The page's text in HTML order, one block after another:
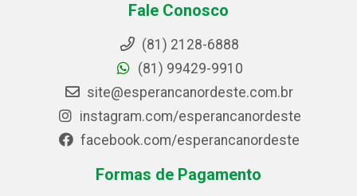
Fale Conosco
(81) 2128-6888
(81) 99429-9910
site@esperancanordeste.com.br
instagram.com/esperancanordeste
facebook.com/esperancanordeste
Formas de Pagamento